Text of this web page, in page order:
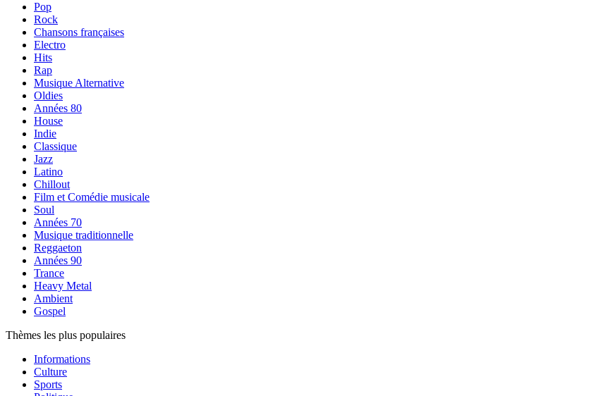
Pop
Rock
Chansons françaises
Electro
Hits
Rap
Musique Alternative
Oldies
Années 80
House
Indie
Classique
Jazz
Latino
Chillout
Film et Comédie musicale
Soul
Années 70
Musique traditionnelle
Reggaeton
Années 90
Trance
Heavy Metal
Ambient
Gospel
Thèmes les plus populaires
Informations
Culture
Sports